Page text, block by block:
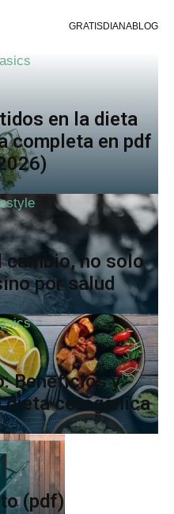
GRATISDIANABLOG
en la dieta
completa en pdf
cambio, no solo
por salud
Beneficios y
dieta cetogénica
(pdf)